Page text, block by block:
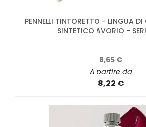
PENNELLI TINTORETTO - LINGUA DI
SINTETICO AVORIO -
8,65 €
A partire da
8,22 €